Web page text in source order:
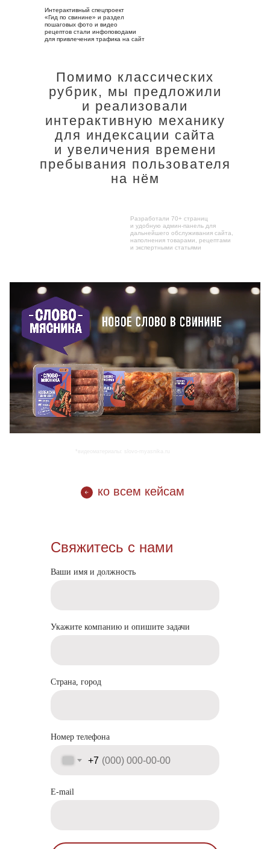
Разработали 70+ страниц
и удобную админ-панель для
дальнейшего обслуживания сайта,
наполнения товарами, рецептами
и экспертными статьями
Помимо классических
рубрик, мы предложили
и реализовали
интерактивную механику
для индексации сайта
и увеличения времени
пребывания пользователя
на нём
Интерактивный спецпроект
«Гид по свинине» и раздел
пошаговых фото и видео
рецептов стали инфоповодами
для привлечения трафика на сайт
*видеоматериалы: slovo-myasnika.ru
ко всем кейсам
Ваши имя и должность
Укажите компанию и опишите задачи
Страна, город
Номер телефона
+7
E-mail
Свяжитесь с нами
2026 by Malina Digital Адрес: 197374, Санкт−Петербург, а/я 31